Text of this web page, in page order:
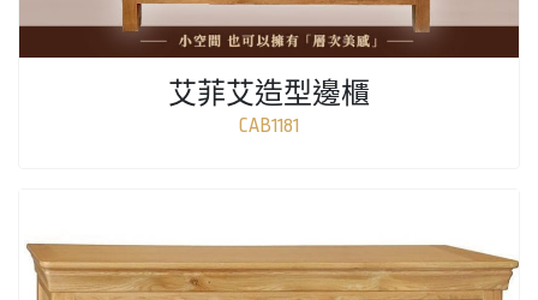
艾菲艾造型邊櫃
CAB1181